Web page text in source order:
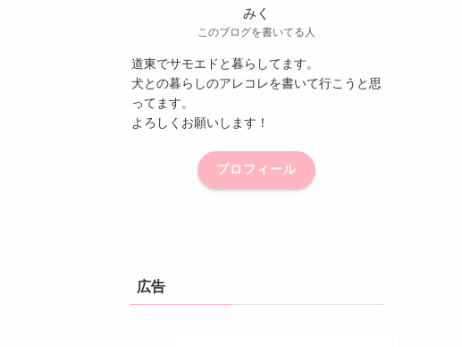
みく
このブログを書いてる人
道東でサモエドと暮らしてます。
犬との暮らしのアレコレを書いて行こうと思
ってます。
よろしくお願いします！
プロフィール
広告